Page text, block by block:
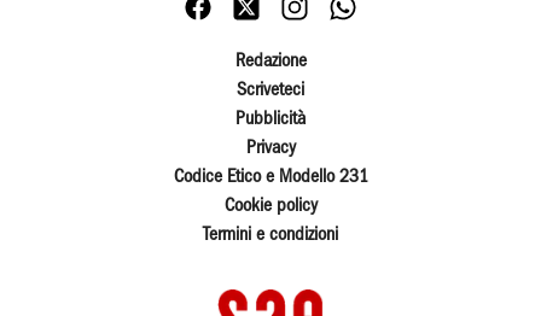
Redazione
Scriveteci
Pubblicità
Privacy
Codice Etico e Modello 231
Cookie policy
Termini e condizioni